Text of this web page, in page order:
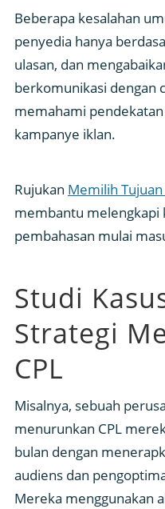
Beberapa kesalahan
penyedia hanya
ulasan, dan
berkomunikasi dengan
memahami
kampanye iklan.
Rujukan Memilih
membantu melengkapi
pembahasan mulai
Studi
Strategi
CPL
Misalnya, sebuah
menurunkan CPL
bulan dengan
audiens dan
Mereka menggunakan